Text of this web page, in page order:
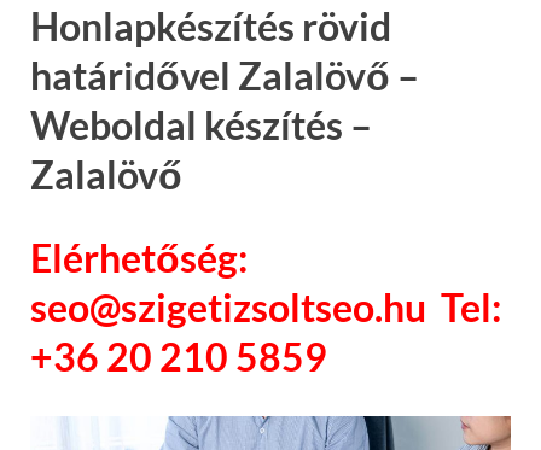
Honlapkészítés rövid
határidővel Zalalövő –
Weboldal készítés –
Zalalövő
Elérhetőség:
seo@szigetizsoltseo.hu Tel:
+36 20 210 5859